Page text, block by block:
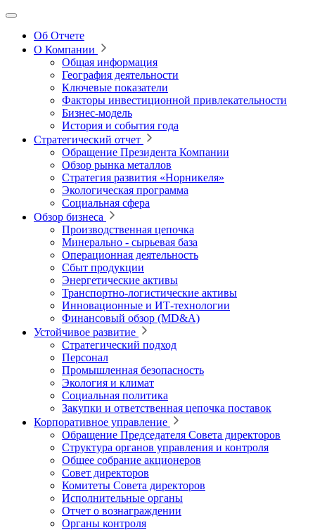
Об Отчете
О Компании
Общая информация
География деятельности
Ключевые показатели
Факторы инвестиционной привлекательности
Бизнес-модель
История и события года
Стратегический отчет
Обращение Президента Компании
Обзор рынка металлов
Стратегия развития «Норникеля»
Экологическая программа
Социальная сфера
Обзор бизнеса
Производственная цепочка
Минерально ‑ сырьевая база
Операционная деятельность
Сбыт продукции
Энергетические активы
Транспортно-логистические активы
Инновационные и ИТ‑технологии
Финансовый обзор (MD&A)
Устойчивое развитие
Стратегический подход
Персонал
Промышленная безопасность
Экология и климат
Социальная политика
Закупки и ответственная цепочка поставок
Корпоративное управление
Обращение Председателя Совета директоров
Структура органов управления и контроля
Общее собрание акционеров
Совет директоров
Комитеты Совета директоров
Исполнительные органы
Отчет о вознаграждении
Органы контроля